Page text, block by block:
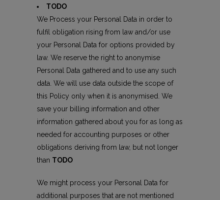
TODO
We Process your Personal Data in order to
fulfil obligation rising from law and/or use
your Personal Data for options provided by
law. We reserve the right to anonymise
Personal Data gathered and to use any such
data. We will use data outside the scope of
this Policy only when it is anonymised. We
save your billing information and other
information gathered about you for as long as
needed for accounting purposes or other
obligations deriving from law, but not longer
than TODO
We might process your Personal Data for
additional purposes that are not mentioned